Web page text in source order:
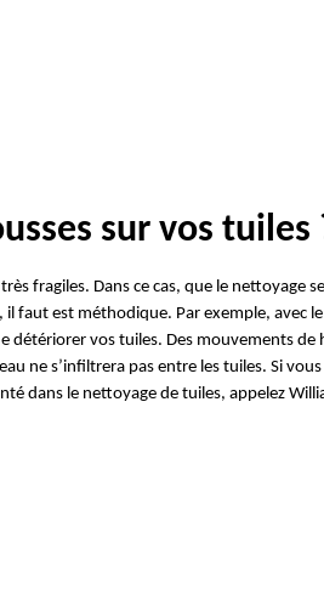
sur vos tuiles
fragiles. Dans ce cas, que le nettoyage
faut est méthodique. Par exemple, avec
détériorer vos tuiles. Des mouvements de
ne s’infiltrera pas entre les tuiles. Si vous
dans le nettoyage de tuiles, appelez